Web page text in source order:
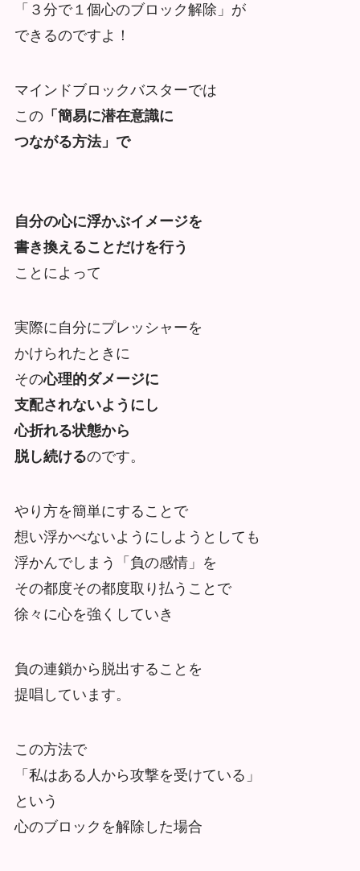
「３分で１個心のブロック解除」が
できるのですよ！
マインドブロックバスターでは
この「簡易に潜在意識に
つながる方法」で
自分の心に浮かぶイメージを
書き換えることだけを行う
ことによって
実際に自分にプレッシャーを
かけられたときに
その心理的ダメージに
支配されないようにし
心折れる状態から
脱し続けるのです。
やり方を簡単にすることで
想い浮かべないようにしようとしても
浮かんでしまう「負の感情」を
その都度その都度取り払うことで
徐々に心を強くしていき
負の連鎖から脱出することを
提唱しています。
この方法で
「私はある人から攻撃を受けている」
という
心のブロックを解除した場合